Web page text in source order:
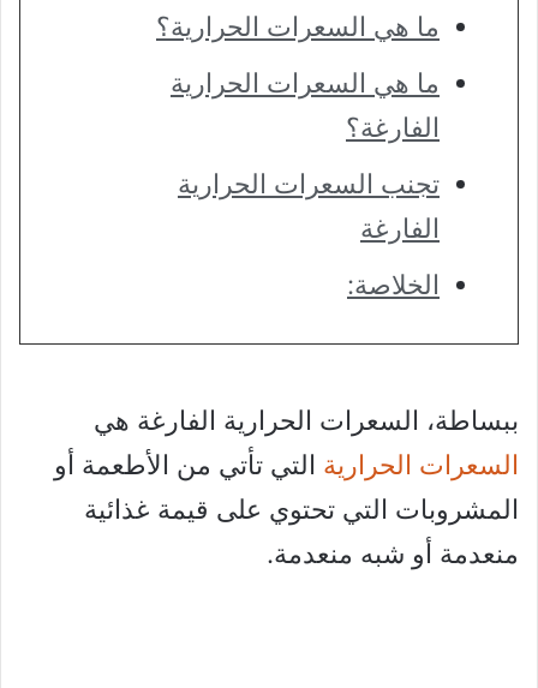
ما هي السعرات الحرارية؟
ما هي السعرات الحرارية
الفارغة؟
تجنب السعرات الحرارية
الفارغة
الخلاصة:
ببساطة، السعرات الحرارية الفارغة هي
السعرات الحرارية التي تأتي من الأطعمة أو
المشروبات التي تحتوي على قيمة غذائية
منعدمة أو شبه منعدمة.